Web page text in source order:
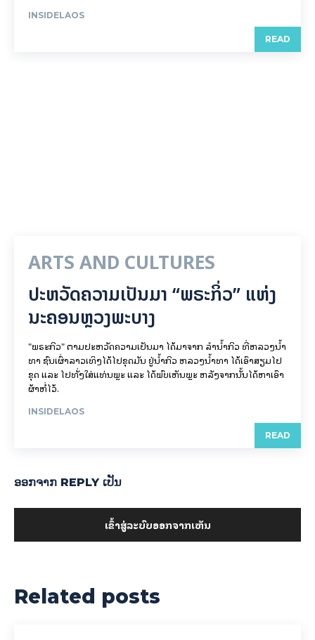
INSIDELAOS
READ
ARTS AND CULTURES
ປະຫວັດຄວາມເປັນມາ “ພຣະກິ່ວ” ແຫ່ງ
ນະຄອນຫຼວງພະບາງ
"ພຣະກິວ" ຕາມປະຫວັດຄວາມເປັນມາ ໄດ້ມາຈາກ ລຳນ້ຳກິວ ທີ່ຫລວງນ້ຳ
ທາ ຊົນເຜົ່າລາວເທິງໄດ້ໄປຂຸດມັນ ຢູ່ນ້ຳກິວ ຫລວງນ້ຳທາ ໄດ້ເອົາສຽມໄປ
ຂຸດ ແລະ ໄປທັ່ງໃສ່ແທ່ນພຼະ ແລະ ໄດ້ພົບເຫັນພຼະ ຫລັງຈາກນັ້ນໄດ້ຫາເອົາ
ຜ້າຫໍ່ໄວ້.
INSIDELAOS
READ
ອອກ​ຈາກ REPLY ເປັນ
ເຂົ້າ​ສູ່​ລະ​ບົບ​ອອກ​ຈາກ​ເຫັນ
Related posts